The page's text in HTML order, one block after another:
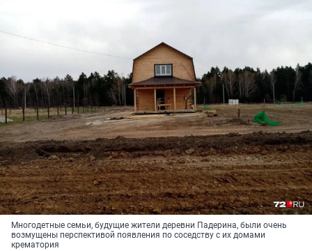
Многодетные семьи, будущие жители деревни Падерина, были очень
возмущены перспективой появления по соседству с их домами
крематория